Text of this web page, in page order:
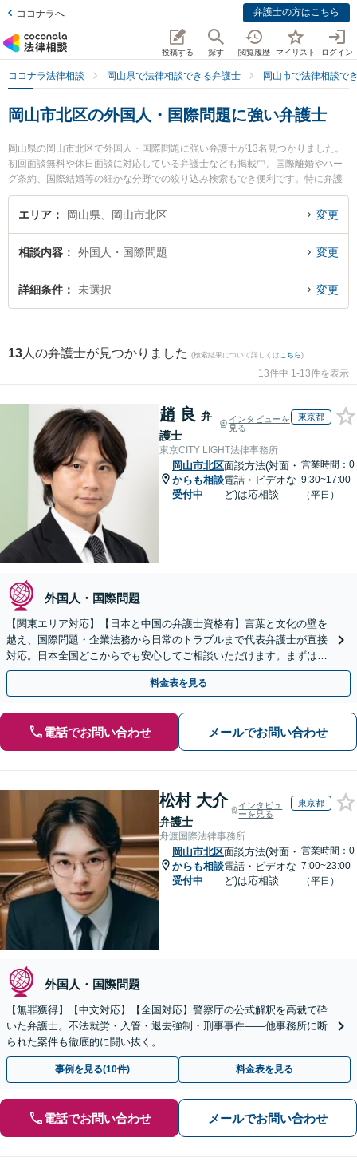
ココナラへ 弁護士の方はこちら
投稿する 探す 閲覧履歴 マイリスト ログイン
ココナラ法律相談 岡山県で法律相談できる弁護士 岡山市で法律相談で
岡山市北区の外国人・国際問題に強い弁護士
岡山県の岡山市北区で外国人・国際問題に強い弁護士が13名見つかりました。
初回面談無料や休日面談に対応している弁護士なども掲載中。国際離婚やハー
グ条約、国際結婚等の細かな分野での絞り込み検索もでき便利です。特に弁護
士法人山本・坪井綜合法律事務所 岡山オフィスの坪井 智之弁護士や中岡・安彦
法律事務所の中岡 宏文弁護士、岡野法律事務所 岡山支店の畑佐 幸範弁護士の
したい』『外国人・国際問題のトラブル解決の実績豊富な近くの弁護士を検索
したい』『初回相談無料で外国人・国際問題を法律相談できる岡山市北区内の
弁護士に相談予約したい』などでお困りの相談者さんにおすすめです。
エリア 岡山県、岡山市北区 変更
相談内容 外国人・国際問題 変更
詳細条件 未選択 変更
13 人の弁護士が見つかりました (検索結果について詳しくは こちら)
13件中 1-13件を表示
趙 良 弁
護士
インタビューを
見る
東京都
東京CITY LIGHT法律事務所
岡山市北区
からも相談
受付中
面談方法(対面・
電話・ビデオな
ど)は応相談
営業時間：0
9:30~17:00
（平日）
外国人・国際問題
【関東エリア対応】【日本と中国の弁護士資格有】言葉と文化の壁を
越え、国際問題・企業法務から日常のトラブルまで代表弁護士が直接
対応。日本全国どこからでも安心してご相談いただけます。まずは一
歩を踏み出してみませんか。【初回相談無料】
料金表を見る
電話でお問い合わせ メールでお問い合わせ
松村 大介
弁護士
インタビュ
ーを見る
東京都
舟渡国際法律事務所
岡山市北区
からも相談
受付中
面談方法(対面・
電話・ビデオな
ど)は応相談
営業時間：0
7:00~23:00
（平日）
外国人・国際問題
【無罪獲得】【中文対応】【全国対応】警察庁の公式解釈を高裁で砕
いた弁護士。不法就労・入管・退去強制・刑事事件——他事務所に断
られた案件も徹底的に闘い抜く。
事例を見る(10件) 料金表を見る
電話でお問い合わせ メールでお問い合わせ